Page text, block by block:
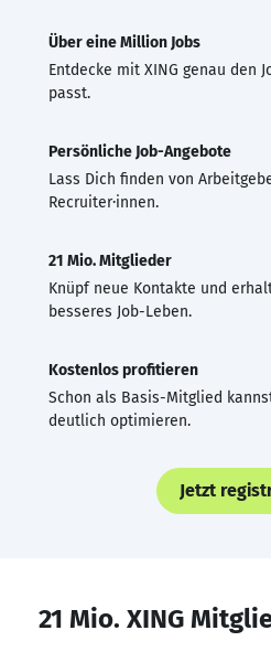
Über eine Million Jobs
Entdecke mit XING genau den
passt.
Persönliche Job-Angebote
Lass Dich finden von
Recruiter·innen.
21 Mio. Mitglieder
Knüpf neue Kontakte und
besseres Job-Leben.
Kostenlos profitieren
Schon als Basis-Mitglied
deutlich optimieren.
Jetzt
21 Mio. XING